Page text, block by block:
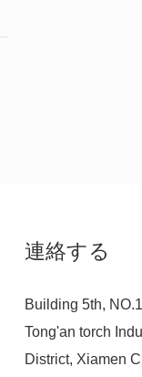
連絡する
Building 5th,
Tong'an torch
District, Xiamen